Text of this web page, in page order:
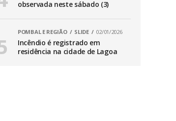
observada neste sábado (3)
POMBAL E REGIÃO SLIDE 02/01/2026
Incêndio é registrado em
residência na cidade de Lagoa